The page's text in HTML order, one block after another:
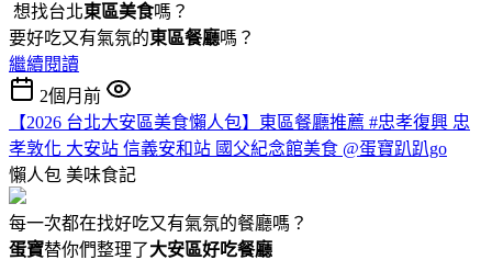
想找台北東區美食嗎？
要好吃又有氣氛的東區餐廳嗎？
繼續閱讀
2個月前
【2026 台北大安區美食懶人包】東區餐廳推薦 #忠孝復興 忠
孝敦化 大安站 信義安和站 國父紀念館美食 @蛋寶趴趴go
懶人包 美味食記
每一次都在找好吃又有氣氛的餐廳嗎？
蛋寶替你們整理了大安區好吃餐廳